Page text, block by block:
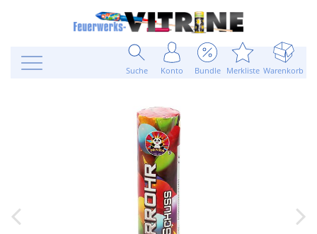
Suche Konto Bundle Merkliste Warenkorb